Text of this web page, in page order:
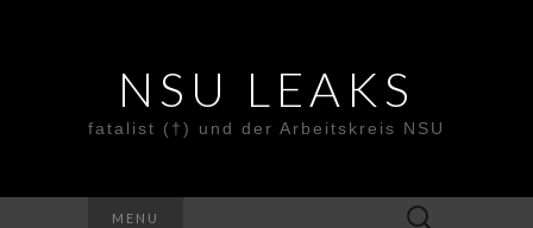
NSU LEAKS
fatalist (†) und der Arbeitskreis NSU
MENU
Suche